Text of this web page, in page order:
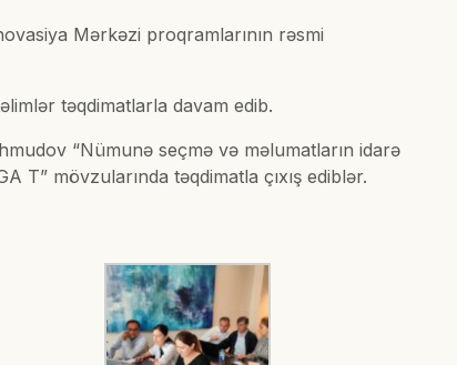
Mərkəzi proqramlarının rəsmi
təqdimatlarla davam edib.
“Nümunə seçmə və məlumatların idarə
T” mövzularında təqdimatla çıxış ediblər.